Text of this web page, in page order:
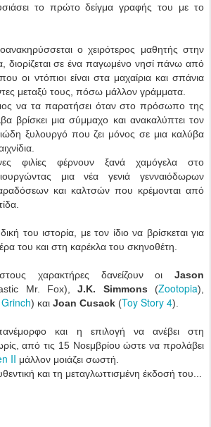
το πρώτο δείγμα γραφής του με το
ο χειρότερος μαθητής στην
διορίζεται σε ένα παγωμένο νησί πάνω από
οι ντόπιοι είναι στα μαχαίρια και σπάνια
μεταξύ τους, πόσω μάλλον γράμματα.
να τα παρατήσει όταν στο πρόσωπο της
βρίσκει μια σύμμαχο και ανακαλύπτει τον
ξυλουργό που ζει μόνος σε μια καλύβα
φιλίες φέρνουν ξανά χαμόγελα στο
μια νέα γενιά γενναιόδωρων
και καλτσών που κρέμονται από
του ιστορία, με τον ίδιο να βρίσκεται για
του και στη καρέκλα του σκηνοθέτη.
χαρακτήρες δανείζουν οι Jason
Mr. Fox),J.K. Simmons (Zootopia),
) και Joan Cusack (Toy Story 4).
πανέμορφο και η επιλογή να ανέβει στη
από τις 15 Νοεμβρίου ώστε να προλάβει
II μάλλον μοιάζει σωστή.
και τη μεταγλωττισμένη έκδοσή του...